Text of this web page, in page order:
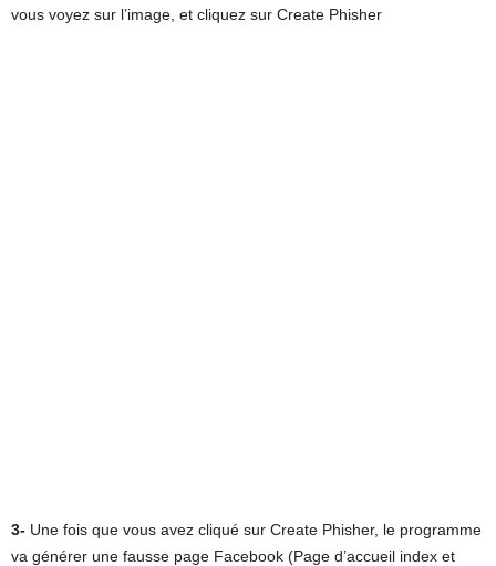
vous voyez sur l’image, et cliquez sur Create Phisher
3- Une fois que vous avez cliqué sur Create Phisher, le programme
va générer une fausse page Facebook (Page d’accueil index et